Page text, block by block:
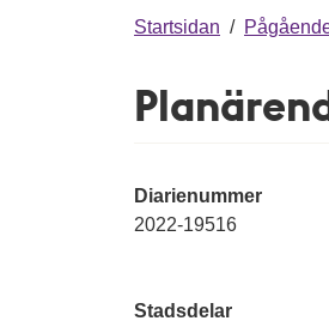
Startsidan /
Diarienummer
2022-19516
Stadsdelar